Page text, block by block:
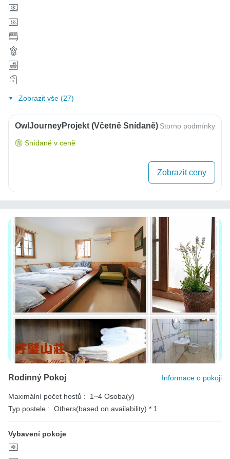
Zobrazit vše (27)
OwlJourneyProjekt (včetně Snídaně) Storno podmínky
Snídaně v ceně
Zobrazit ceny
Rodinný Pokoj Informace o pokoji
Maximální počet hostů :
1~4 Osoba(y)
Typ postele : Others(based on availability) * 1
Vybavení pokoje